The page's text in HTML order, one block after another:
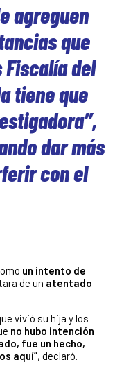
agreguen
que
del
tiene que
dar más
con el
un intento de
de un atentado
vivió su hija y los
no hubo intención
fue un hecho,
aquí”, declaró.